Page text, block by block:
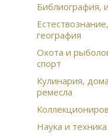
Библиография,
география
Охота и
спорт
Кулинария,
ремесла
Наука и техника